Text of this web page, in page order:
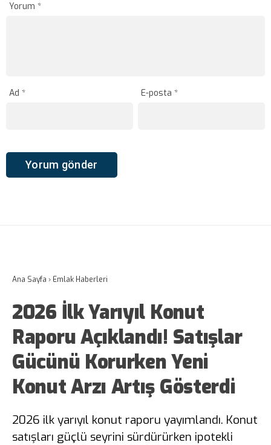
Yorum *
Ad * E-posta*
Ana Sayfa › Emlak Haberleri
2026 İlk Yarıyıl Konut
Raporu Açıklandı! Satışlar
Gücünü Korurken Yeni
Konut Arzı Artış Gösterdi
2026 ilk yarıyıl konut raporu yayımlandı. Konut
satışları güçlü seyrini sürdürürken ipotekli